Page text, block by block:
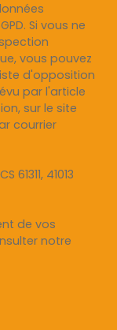
Si vous ne
vous pouvez
d'opposition
par l'article
sur le site
courrier
41013
de vos
notre